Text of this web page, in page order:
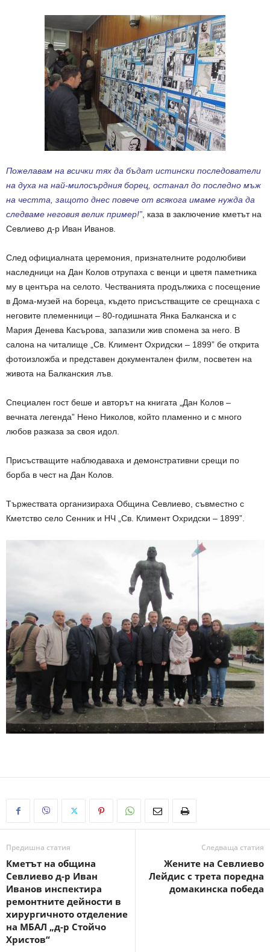
Пожелавам на всички тях да бъдат истински последователи
на духа на най-милосърдния борец, останал до последно мъж
на честта, защото днес повече от всякога имаме нужда да
следваме неговия велик пример!” , каза в заключение кметът на
Севлиево д-р Иван Иванов.
След официалната церемония, признателните родолюбиви
наследници на Дан Колов отрупаха с венци и цветя паметника
му в центъра на селото. Честванията продължиха с посещение
в Дома-музей на бореца, където присъстващите се срещнаха с
неговите племенници – 80-годишната Янка Балканска и с
Мария Денева Касърова, запазили жив спомена за него. В
салона на читалище „Св. Климент Охридски – 1899” бе открита
фотоизложба и представен документален филм, посветен на
живота на Балканския лъв.
Специален гост беше и авторът на книгата „Дан Колов –
вечната легенда” Нено Николов, който пламенно и с много
любов разказа за своя идол.
Присъстващите наблюдаваха и демонстративни срещи по
борба в чест на Дан Колов.
Тържествата организираха Община Севлиево, съвместно с
Кметство село Сенник и НЧ „Св. Климент Охридски – 1899”.
Предишна статия
Кметът на община
Севлиево д-р Иван
Иванов инспектира
ремонтните дейности в
хирургичното отделение
на МБАЛ „д-р Стойчо
Христов“
Следваща статия
Жените на Севлиево
Лейдис с трета поредна
домакинска победа